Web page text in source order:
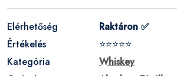
Elérhetőség
Raktáron ✅
Értékelés
⭐⭐⭐⭐⭐
Kategória
Whiskey